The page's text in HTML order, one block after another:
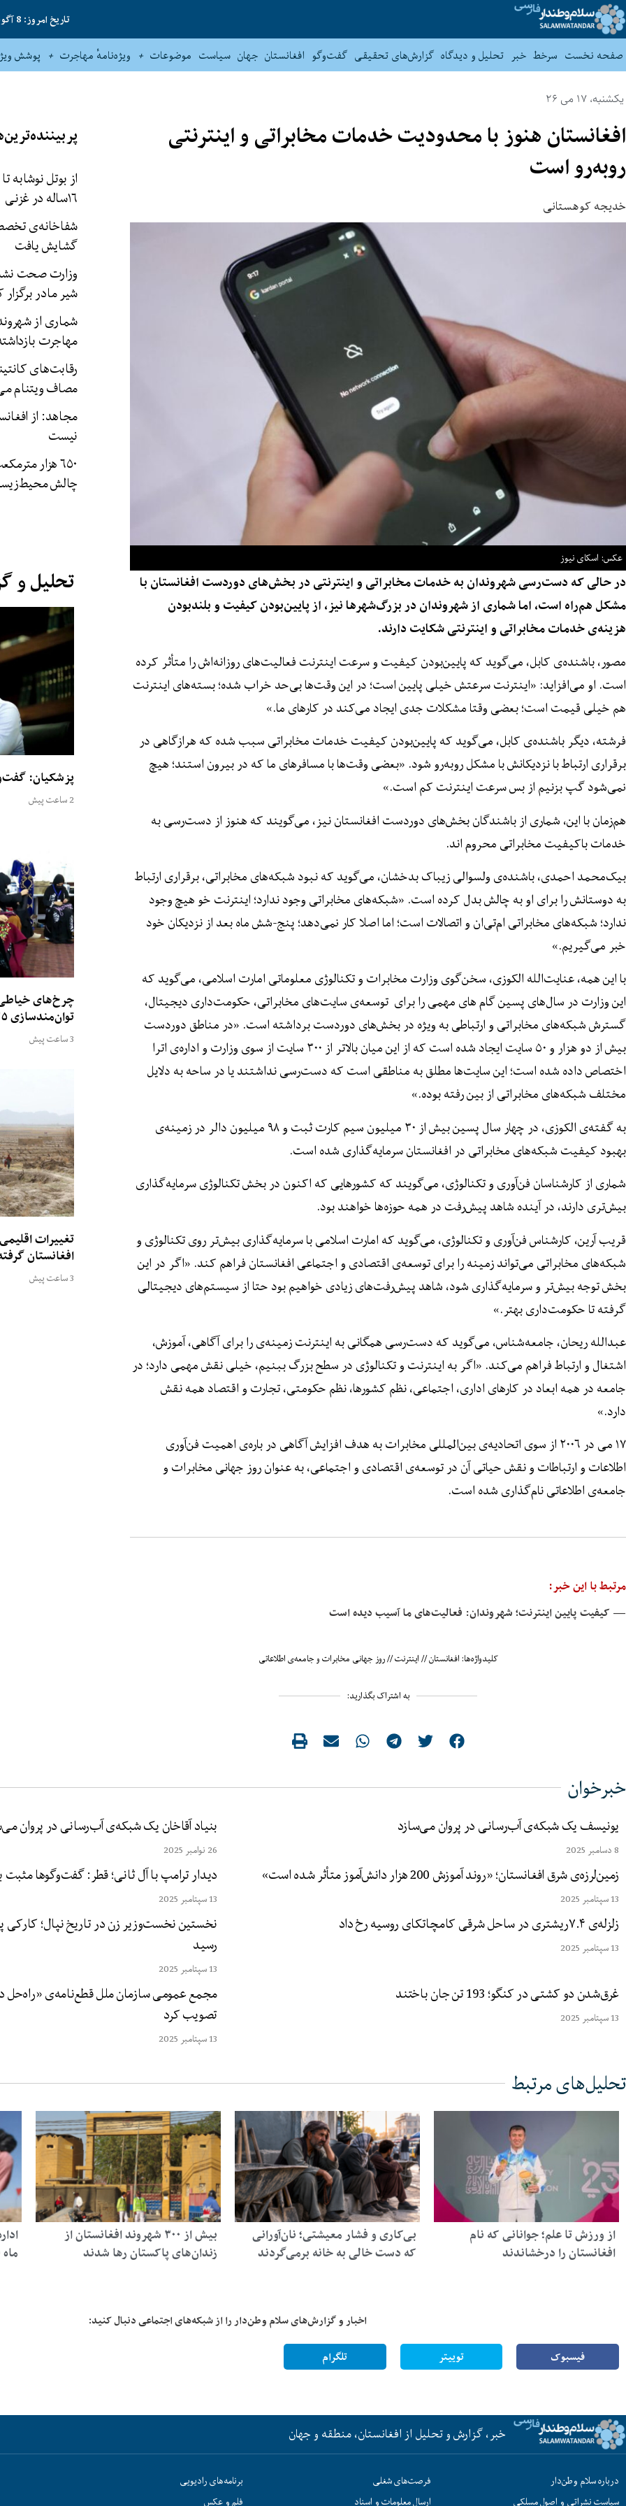
تاریخ امروز: 8 آگوست 2026
صفحه نخست سرخط خبر تحلیل و دیدگاه گزارش‌های تحقیقی گفت‌وگو افغانستان جهان سیاست موضوعات ویژه‌نامهٔ مهاجرت پوشش
یکشنبه، 17 می 26
افغانستان هنوز با محدودیت خدمات مخابراتی و اینترنتی
روبه‌رو است
خدیجه کوهستانی
عکس: اسکای نیوز
از بوتل نوشابه
۱۶‌ساله در غزنی
شفاخانه‌ی
گشایش یافت
وزارت صحت
شیر مادر برگزار
شماری از
مهاجرت
رقابت‌های
مصاف ویتنام
مجاهد: از
نیست
۶۵۰ هزار
چالش
در حالی که دست‌رسی شهروندان به خدمات مخابراتی و اینترنتی در بخش‌‍‌های دوردست‌ افغانستان با
مشکل هم‌راه است، اما شماری از شهروندان در بزرگ‌‌شهرها نیز، از پایین‌بودن کیفیت و بلندبودن
هزینه‌ی خدمات مخابراتی و اینترنتی شکایت دارند.
مصور، باشنده‌ی کابل، می‌گوید که پایین‌بودن کیفیت و سرعت اینترنت فعالیت‌های روزانه‌اش را متأثر کرده
است. او می‌افزاید: «اینترنت سرعتش خیلی پایین است؛ در این وقت‌ها بی‌حد خراب شده؛ بسته‌های اینترنت
هم خیلی قیمت است؛ بعضی وقتا مشکلات جدی ایجاد می‌کند در کارهای ما.»
فرشته، دیگر باشنده‌ی کابل، می‌گوید که پایین‌بودن کیفیت خدمات مخابراتی سبب شده که هرازگاهی در
برقراری ارتباط با نزدیکانش با مشکل روبه‌رو شود. «بعضی وقت‌ها با مسافرهای ما که در بیرون استند؛ هیچ
نمی‌شود گپ بزنیم از بس سرعت اینترنت کم است.»
هم‌زمان با این، شماری از باشندگان بخش‌های دوردست افغانستان نیز، می‌گویند که هنوز از دست‌رسی به
خدمات باکیفیت مخابراتی محروم اند.
بیک‌محمد احمدی، باشنده‌ی ولسوالی زیباک بدخشان، می‌گوید که نبود شبکه‌های مخابراتی، برقراری ارتباط
به دوستانش را برای او به چالش بدل کرده است. «شبکه‌های مخابراتی وجود ندارد؛ اینترنت خو هیچ وجود
ندارد؛ شبکه‌های مخابراتی ام‌تی‌ان و اتصالات است؛ اما اصلا کار نمی‌دهد؛ پنج-شش ماه بعد از نزدیکان خود
خبر می‌گیریم.»
با این همه، عنایت‌الله الکوزی، سخن‌گوی وزارت مخابرات و تکنالوژی معلوماتی امارت اسلامی، می‌گوید که
این وزارت در سال‌های پسین گام های مهمی را برای توسعه‌ی سایت‌های مخابراتی، حکومت‌داری دیجیتال،
گسترش شبکه‌های مخابراتی و ارتباطی به ویژه در بخش‌های دوردست برداشته است. «در مناطق دوردست
بیش از دو هزار و ۵۰ سایت ایجاد شده است که از این میان بالاتر از ۳۰۰ سایت از سوی وزارت و اداره‌ی اترا
اختصاص داده شده است؛ این سایت‌ها مطلق به مناطقی است که دست‌رسی نداشتند یا در ساحه به دلایل
مختلف شبکه‌های مخابراتی از بین رفته بوده.»
به گفته‌ی الکوزی، در چهار سال پسین بیش از ۳۰ میلیون سیم کارت ثبت و ۹۸ میلیون دالر در زمینه‌ی
بهبود کیفیت شبکه‌های مخابراتی در افغانستان سرمایه‌گذاری شده است.
شماری از کارشناسان فن‌آوری و تکنالوژی، می‌گویند که کشورهایی که اکنون در بخش تکنالوژی سرمایه‌گذاری
بیش‌تری دارند، در آینده شاهد پیش‌رفت در همه حوزه‌ها خواهند بود.
قریب آرین، کارشناس فن‌آوری و تکنالوژی، می‌گوید که امارت اسلامی با سرمایه‌گذاری بیش‌تر روی تکنالوژی و
شبکه‌های مخابراتی می‌تواند زمینه را برای توسعه‌ی اقتصادی و اجتماعی افغانستان فراهم کند. «اگر در این
بخش توجه بیش‌تر و سرمایه‌گذاری شود، شاهد پیش‌رفت‌های زیادی خواهیم بود حتا از سیستم‌های دیجیتالی
گرفته تا حکومت‌داری بهتر.»
عبدالله ریحان، جامعه‌شناس، می‌گوید که دست‌رسی همگانی به اینترنت زمینه‌ی را برای آگاهی، آموزش،
اشتغال و ارتباط فراهم می‌کند. «اگر به اینترنت و تکنالوژی در سطح بزرگ ببنیم، خیلی نقش مهمی دارد؛ در
جامعه در همه ابعاد در کارهای اداری، اجتماعی، نظم کشورها، نظم حکومتی، تجارت و اقتصاد همه نقش
دارد.»
۱۷ می در ۲۰۰۶ از سوی اتحادیه‌ی بین‌المللی مخابرات به هدف افزایش آگاهی در باره‌ی اهمیت فن‌آوری
اطلاعات و ارتباطات و نقش حیاتی آن در توسعه‌ی اقتصادی و اجتماعی، به عنوان روز جهانی مخابرات و
جامعه‌ی اطلاعاتی نام‌گذاری شده است.
مرتبط با این خبر:
— کیفیت پایین اینترنت؛ شهروندان: فعالیت‌های ما آسیب دیده است
کلیدواژه‌ها: افغانستان//اینترنت//روز جهانی مخابرات و جامعه‌ی اطلاعاتی
به اشتراک بگذارید:
تحلیل و
پزشکیان:
2 ساعت پیش
چرخ‌های
توان‌مندسازی ۳۵ زن در کندز
3 ساعت پیش
تغییرات
افغانستان
3 ساعت پیش
خبرخوان
یونیسف یک شبکه‌ی آب‌رسانی در پروان می‌سازد
8 دسامبر 2025
بنیاد آقاخان یک شبکه‌ی آب‌رسانی در پروان
26 نوامبر 2025
زمین‌لرزه‌ی شرق افغانستان؛ «روند آموزش 200 هزار دانش‌آموز متأثر شده است»
13 سپتامبر 2025
دیدار ترامپ با آل ثانی؛ قطر: گفت‌وگوها مثبت
13 سپتامبر 2025
زلزله‌ی ۷.۴ریشتری در ساحل شرقی کامچاتکای روسیه رخ داد
13 سپتامبر 2025
نخستین نخست‌وزیر زن در تاریخ نپال؛ کارکی
رسید
13 سپتامبر 2025
غرق‌شدن دو کشتی در کنگو؛ 193 تن جان باختند
13 سپتامبر 2025
مجمع عمومی سازمان ملل قطع‌نامه‌ی «راه‌حل
تصویب کرد
13 سپتامبر 2025
تحلیل‌های مرتبط
از ورزش تا علم؛ جوانانی که نام
افغانستان را درخشاندند
بی‌کاری و فشار معیشتی؛ نان‌آورانی
که دست خالی به خانه برمی‌گردند
بیش از ۳۰۰ شهروند افغانستان از
زندان‌های پاکستان رها شدند
اخبار و گزارش‌های سلام وطن‌دار را از شبکه‌های اجتماعی دنبال کنید:
فیسبوک
توییتر تلگرام
خبر، گزارش و تحلیل از افغانستان، منطقه و جهان
درباره سلام وطن‌دار
سیاست نشراتی و اصول مسلکی
فرصت‌های شغلی
ارسال معلومات و اسناد
برنامه‌های رادیویی
فلم و عکس